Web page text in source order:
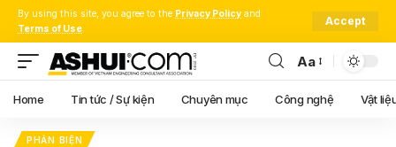
By using this site, you agree to the Privacy Policy and
Terms of Use.
Accept
Font
Resizer
Aa
Home Tin tức / Sự kiện Chuyên mục Công nghệ Vật
PHẢN BIỆN